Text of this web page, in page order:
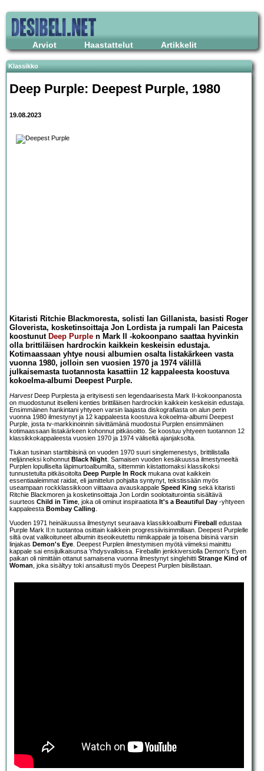
Arviot Haastattelut Artikkelit
Klassikko
Deep Purple: Deepest Purple, 1980
19.08.2023
Kitaristi Ritchie Blackmoresta, solisti Ian Gillanista, basisti Roger
Gloverista, kosketinsoittaja Jon Lordista ja rumpali Ian Paicesta
koostunut Deep Purple n Mark II -kokoonpano saattaa hyvinkin
olla brittiläisen hardrockin kaikkein keskeisin edustaja.
Kotimaassaan yhtye nousi albumien osalta listakärkeen vasta
vuonna 1980, jolloin sen vuosien 1970 ja 1974 välillä
julkaisemasta tuotannosta kasattiin 12 kappaleesta koostuva
kokoelma-albumi Deepest Purple.
HarvestDeep Purplesta ja erityisesti sen legendaarisesta Mark II-kokoonpanosta
on muodostunut itselleni kenties brittiläisen hardrockin kaikkein keskeisin edustaja.
Ensimmäinen hankintani yhtyeen varsin laajasta diskografiasta on alun perin
vuonna 1980 ilmestynyt ja 12 kappaleesta koostuva kokoelma-albumi Deepest
Purple, josta tv-markkinoinnin siivittämänä muodostui Purplen ensimmäinen
kotimaassaan listakärkeen kohonnut pitkäsoitto. Se koostuu yhtyeen tuotannon 12
klassikkokappaleesta vuosien 1970 ja 1974 väliseltä ajanjaksolta.
Tiukan tusinan starttibiisinä on vuoden 1970 suuri singlemenestys, brittilistalla
neljänneksi kohonnut Black Night. Samaisen vuoden kesäkuussa ilmestyneeltä
Purplen lopulliselta läpimurtoalbumilta, sittemmin kiistattomaksi klassikoksi
tunnustetulta pitkäsoitolta Deep Purple In Rock mukana ovat kaikkein
essentiaaleimmat raidat, eli jamittelun pohjalta syntynyt, tekstissään myös
useampaan rockklassikkoon viittaava avauskappale Speed King sekä kitaristi
Ritchie Blackmoren ja kosketinsoittaja Jon Lordin soolotaiturointia sisältävä
suurteos Child in Time, joka oli ominut inspiraatiota It's a Beautiful Day -yhtyeen
kappaleesta Bombay Calling.
Vuoden 1971 heinäkuussa ilmestynyt seuraava klassikkoalbumi Fireball
edustaa
Purple Mark II:n tuotantoa osittain kaikkein progressiivisimmillaan. Deepest Purplelle
siltä ovat valikoituneet albumin itseoikeutettu nimikappale ja toisena biisinä varsin
linjakas Demon's Eye. Deepest Purplen ilmestymisen myötä viimeksi mainittu
kappale sai ensijulkaisunsa Yhdysvalloissa. Fireballin jenkkiversiolla Demon's Eyen
paikan oli nimittäin ottanut samaisena vuonna ilmestynyt singlehitti Strange Kind of
Woman, joka sisältyy toki ansaitusti myös Deepest Purplen biisilistaan.